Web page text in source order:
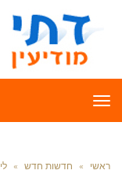
תפריט
ראשי » חדשות חדש »